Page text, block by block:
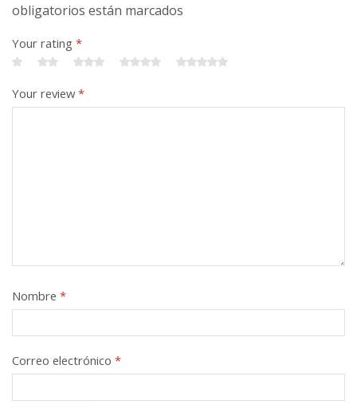
obligatorios están marcados
Your rating *
Your review*
Nombre *
Correo electrónico *